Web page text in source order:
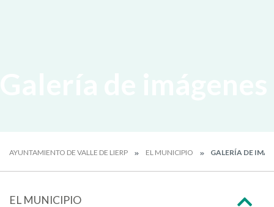
AYUNTAMIENTO DE VALLE DE LIERP EL MUNICIPIO GALERÍA DE
EL MUNICIPIO